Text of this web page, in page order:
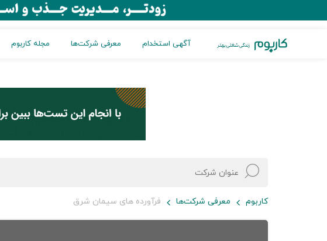
آگهی استخدام معرفی شرکت‌ها مجله کاربوم
کاربوم معرفی شرکت‌ها فرآورده های سیمان شرق